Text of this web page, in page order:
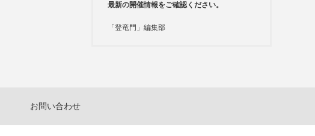
最新の開催情報をご確認ください。
「登竜門」編集部
お問い合わせ